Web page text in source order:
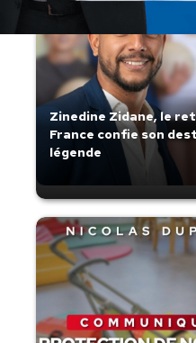
Zinedine Zidane, le
France confie son
légende